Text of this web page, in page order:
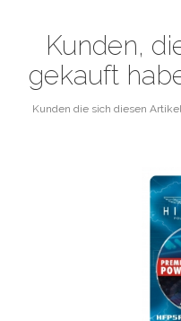
Kunden,
gekauft
Kunden die sich diesen